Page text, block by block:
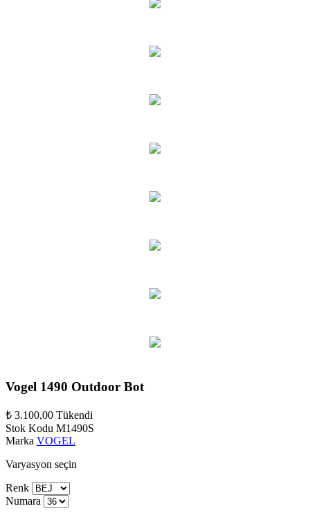
Vogel 1490 Outdoor Bot
₺ 3.100,00 Tükendi
Stok Kodu M1490S
Marka VOGEL
Varyasyon seçin
Renk
Numara